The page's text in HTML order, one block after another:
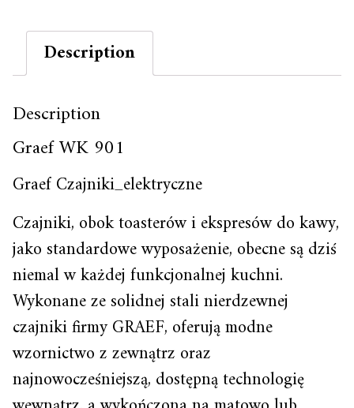
Description
Description
Graef WK 901
Graef Czajniki_elektryczne
Czajniki, obok toasterów i ekspresów do kawy,
jako standardowe wyposażenie, obecne są dziś
niemal w każdej funkcjonalnej kuchni.
Wykonane ze solidnej stali nierdzewnej
czajniki firmy GRAEF, oferują modne
wzornictwo z zewnątrz oraz
najnowocześniejszą, dostępną technologię